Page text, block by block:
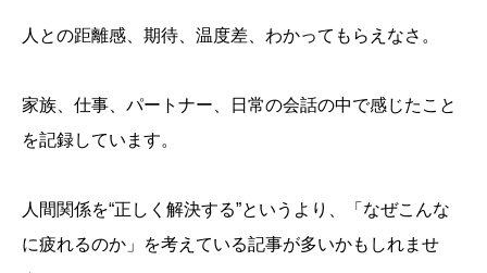
人との距離感、期待、温度差、わかってもらえなさ。
家族、仕事、パートナー、日常の会話の中で感じたこと
を記録しています。
人間関係を“正しく解決する”というより、「なぜこんな
に疲れるのか」を考えている記事が多いかもしれませ